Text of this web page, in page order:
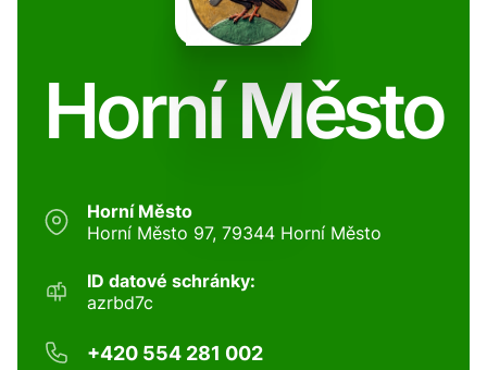
Horní Město
Horní Město
Horní Město 97, 79344 Horní Město
ID datové schránky:
azrbd7c
+420 554 281 002